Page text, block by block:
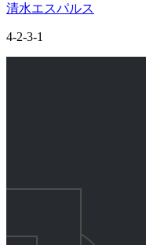
清水エスパルス
4-2-3-1